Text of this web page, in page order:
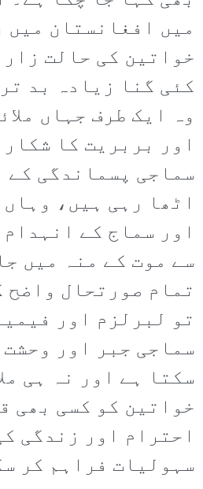
میں افغانستان
خواتین کی حالت
کئی گنا زیادہ بد
وہ ایک طرف جہاں
اور بربریت کا
سماجی پسماندگی کے
اٹھا رہی ہیں،
اور سماج کے
سے موت کے منہ میں
تمام صورتحال واضح
تو لبرلزم اور
سماجی جبر اور وحشت
سکتا ہے اور نہ ہی
خواتین کو کسی بھی
احترام اور زندگی
سہولیات فراہم کر